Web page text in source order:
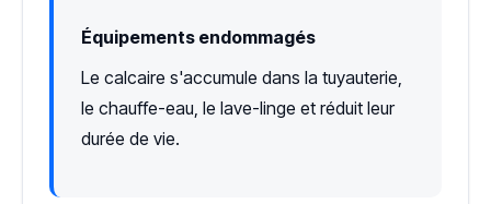
Équipements endommagés
Le calcaire s'accumule dans la tuyauterie,
le chauffe-eau, le lave-linge et réduit leur
durée de vie.